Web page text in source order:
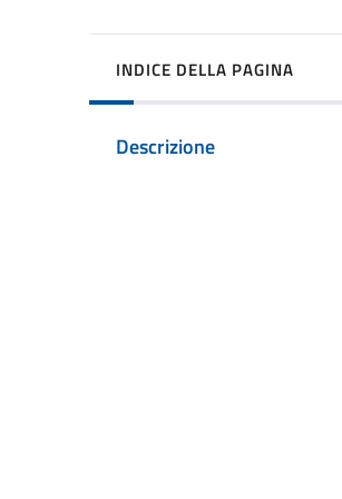
INDICE DELLA PAGINA
Descrizione